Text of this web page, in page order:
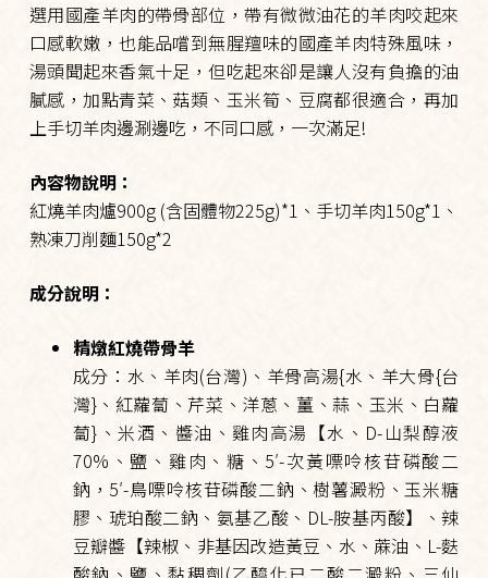
選用國產羊肉的帶骨部位，帶有微微油花的羊肉咬起來
口感軟嫩，也能品嚐到無腥羶味的國產羊肉特殊風味，
湯頭聞起來香氣十足，但吃起來卻是讓人沒有負擔的油
膩感，加點青菜、菇類、玉米筍、豆腐都很適合，再加
上手切羊肉邊涮邊吃，不同口感，一次滿足!
內容物說明：
紅燒羊肉爐900g (含固體物225g)*1、手切羊肉150g*1、
熟凍刀削麵150g*2
成分說明：
精燉紅燒帶骨羊
成分：水、羊肉(台灣)、羊骨高湯{水、羊大骨{台
灣}、紅蘿蔔、芹菜、洋蔥、薑、蒜、玉米、白蘿
蔔}、米酒、醬油、雞肉高湯【水、D-山梨醇液
70%、鹽、雞肉、糖、5′-次黃嘌呤核苷磷酸二
鈉，5′-鳥嘌呤核苷磷酸二鈉、樹薯澱粉、玉米糖
膠、琥珀酸二鈉、氨基乙酸、DL-胺基丙酸】、辣
豆瓣醬【辣椒、非基因改造黃豆、水、蔴油、L-麩